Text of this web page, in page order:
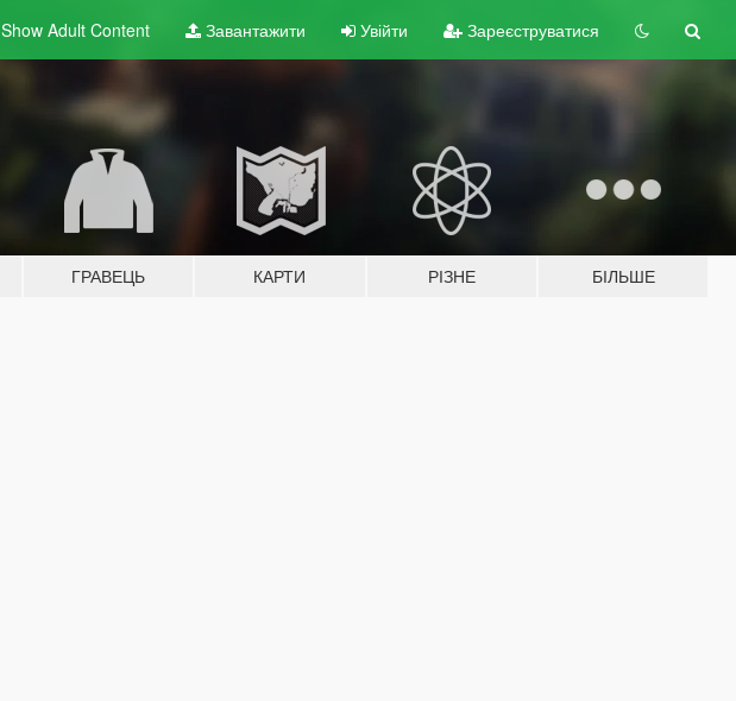
Show Adult Content Завантажити Увійти Зареєструватися
ГРАВЕЦЬ КАРТИ РІЗНЕ БІЛЬШЕ